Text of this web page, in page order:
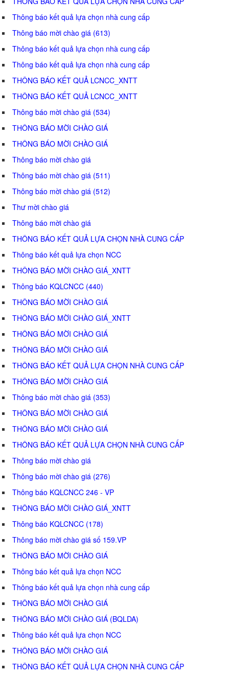
Thông báo kết quả lựa chọn nhà cung cấp
Thông báo mời chào giá (613)
Thông báo kết quả lựa chọn nhà cung cấp
Thông báo kết quả lựa chọn nhà cung cấp
THÔNG BÁO KẾT QUẢ LCNCC_XNTT
THÔNG BÁO KẾT QUẢ LCNCC_XNTT
Thông báo mời chào giá (534)
THÔNG BÁO MỜI CHÀO GIÁ
THÔNG BÁO MỜI CHÀO GIÁ
Thông báo mời chào giá
Thông báo mời chào giá (511)
Thông báo mời chào giá (512)
Thư mời chào giá
Thông báo mời chào giá
THÔNG BÁO KẾT QUẢ LỰA CHỌN NHÀ CUNG CẤP
Thông báo kết quả lựa chọn NCC
THÔNG BÁO MỜI CHÀO GIÁ_XNTT
Thông báo KQLCNCC (440)
THÔNG BÁO MỜI CHÀO GIÁ
THÔNG BÁO MỜI CHÀO GIÁ_XNTT
THÔNG BÁO MỜI CHÀO GIÁ
THÔNG BÁO MỜI CHÀO GIÁ
THÔNG BÁO KẾT QUẢ LỰA CHỌN NHÀ CUNG CẤP
THÔNG BÁO MỜI CHÀO GIÁ
Thông báo mời chào giá (353)
THÔNG BÁO MỜI CHÀO GIÁ
THÔNG BÁO MỜI CHÀO GIÁ
THÔNG BÁO KẾT QUẢ LỰA CHỌN NHÀ CUNG CẤP
Thông báo mời chào giá
Thông báo mời chào giá (276)
Thông báo KQLCNCC 246 - VP
THÔNG BÁO MỜI CHÀO GIÁ_XNTT
Thông báo KQLCNCC (178)
Thông báo mời chào giá số 159.VP
THÔNG BÁO MỜI CHÀO GIÁ
Thông báo kết quả lựa chọn NCC
Thông báo kết quả lựa chọn nhà cung cấp
THÔNG BÁO MỜI CHÀO GIÁ
THÔNG BÁO MỜI CHÀO GIÁ (BQLDA)
Thông báo kết quả lựa chọn NCC
THÔNG BÁO MỜI CHÀO GIÁ
THÔNG BÁO KẾT QUẢ LỰA CHỌN NHÀ CUNG CẤP